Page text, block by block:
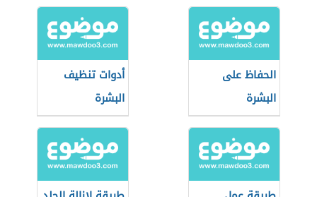
الحفاظ على
البشرة
أدوات تنظيف
البشرة